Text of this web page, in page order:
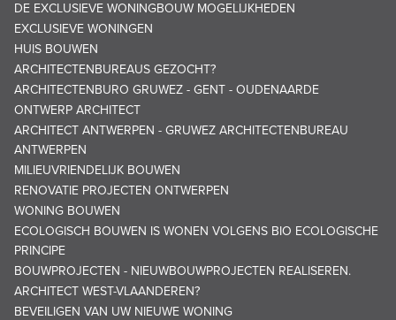
DE EXCLUSIEVE WONINGBOUW MOGELIJKHEDEN
EXCLUSIEVE WONINGEN
HUIS BOUWEN
ARCHITECTENBUREAUS GEZOCHT?
ARCHITECTENBURO GRUWEZ - GENT - OUDENAARDE
ONTWERP ARCHITECT
ARCHITECT ANTWERPEN - GRUWEZ ARCHITECTENBUREAU
ANTWERPEN
MILIEUVRIENDELIJK BOUWEN
RENOVATIE PROJECTEN ONTWERPEN
WONING BOUWEN
ECOLOGISCH BOUWEN IS WONEN VOLGENS BIO ECOLOGISCHE
PRINCIPE
BOUWPROJECTEN - NIEUWBOUWPROJECTEN REALISEREN.
ARCHITECT WEST-VLAANDEREN?
BEVEILIGEN VAN UW NIEUWE WONING